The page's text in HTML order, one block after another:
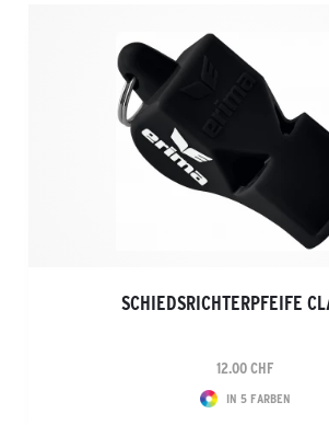
SCHIEDSRICHTERPFEIFE
12.00 CHF
IN 5 FARBEN